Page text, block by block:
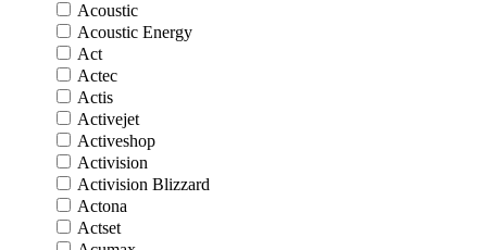
Acoustic
Acoustic Energy
Act
Actec
Actis
Activejet
Activeshop
Activision
Activision Blizzard
Actona
Actset